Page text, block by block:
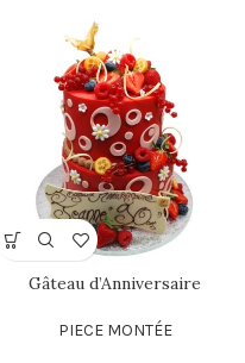
Gâteau d’Anniversaire
PIECE MONTÉE